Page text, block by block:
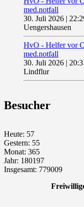
med.notfall
30. Juli 2026 |
Uengershausen
HvO - Helfer vor
med.notfall
30. Juli 2026 |
Lindflur
Besucher
Heute: 57
Gestern: 55
Monat: 365
Jahr: 180197
Insgesamt: 779009